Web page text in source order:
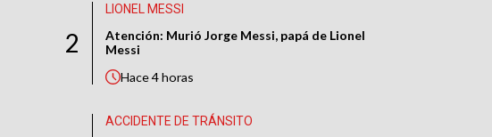
2
LIONEL MESSI
Atención: Murió Jorge Messi, papá de Lionel
Messi
Hace4 horas
ACCIDENTE DE TRÁNSITO